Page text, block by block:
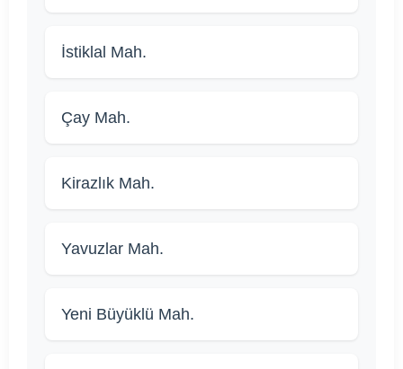
İstiklal Mah.
Çay Mah.
Kirazlık Mah.
Yavuzlar Mah.
Yeni Büyüklü Mah.